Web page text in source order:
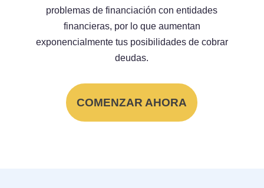
problemas de financiación con entidades
financieras, por lo que aumentan
exponencialmente tus posibilidades de cobrar
deudas.
COMENZAR AHORA